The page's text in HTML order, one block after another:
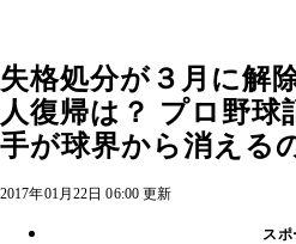
失格処分が３月に解
人復帰は？ プロ野球
手が球界から消える
2017年01月22日 06:00 更新
スポ